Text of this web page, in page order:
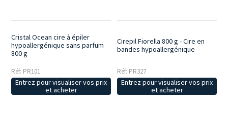
Cristal Ocean cire à épiler
hypoallergénique sans parfum
800 g
Réf: PR101
Entrez pour visualiser vos prix
et acheter
Cirepil Fiorella 800 g - Cire en
bandes hypoallergénique
Réf: PR327
Entrez pour visualiser vos prix
et acheter